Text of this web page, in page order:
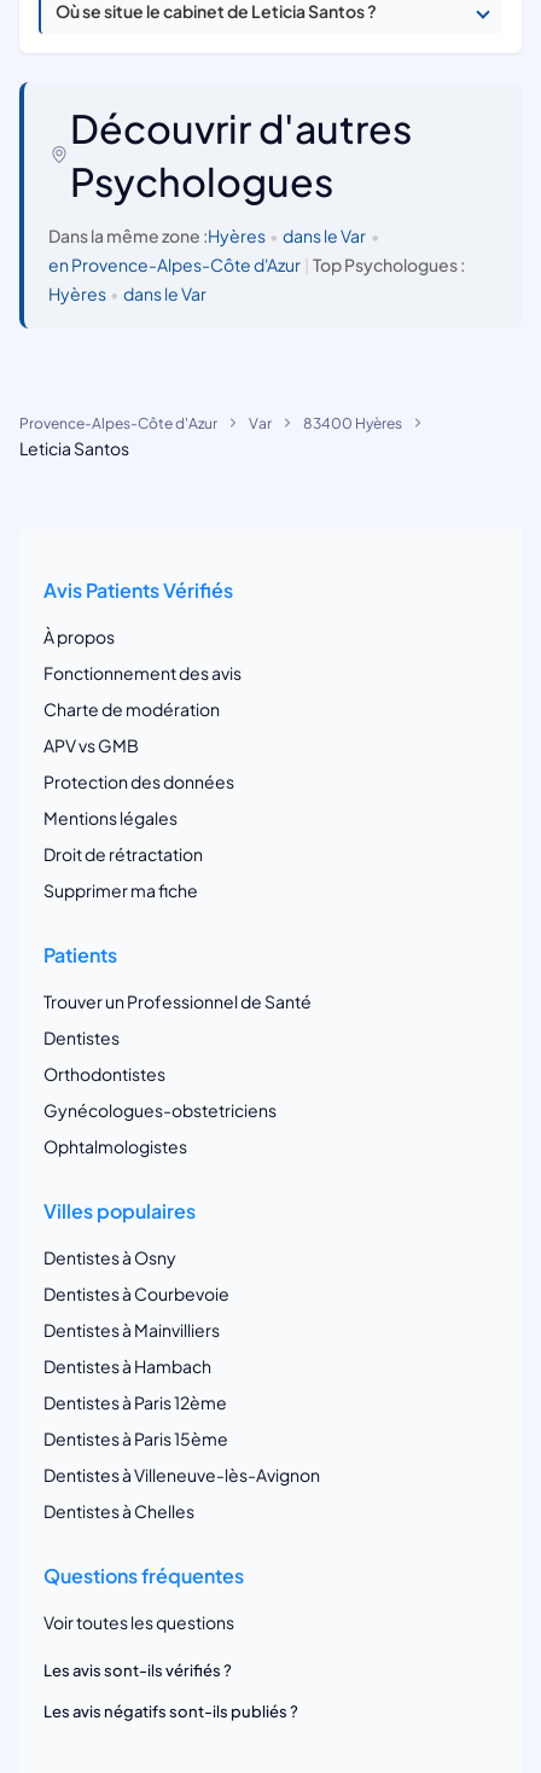
Où se situe le cabinet de Leticia Santos ?
Découvrir d'autres
Psychologues
Dans la même zone :Hyères • dans le Var •
en Provence-Alpes-Côte d'Azur
Top Psychologues :
Hyères • dans le Var
Provence-Alpes-Côte d'Azur Var 83400 Hyères
Leticia Santos
Avis Patients Vérifiés
À propos
Fonctionnement des avis
Charte de modération
APV vs GMB
Protection des données
Mentions légales
Droit de rétractation
Supprimer ma fiche
Patients
Trouver un Professionnel de Santé
Dentistes
Orthodontistes
Gynécologues-obstetriciens
Ophtalmologistes
Villes populaires
Dentistes à Osny
Dentistes à Courbevoie
Dentistes à Mainvilliers
Dentistes à Hambach
Dentistes à Paris 12ème
Dentistes à Paris 15ème
Dentistes à Villeneuve-lès-Avignon
Dentistes à Chelles
Questions fréquentes
Voir toutes les questions
Les avis sont-ils vérifiés ?
Les avis négatifs sont-ils publiés ?